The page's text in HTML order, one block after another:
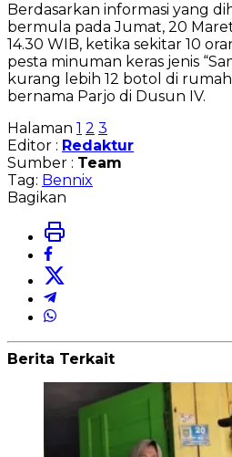
Berdasarkan informasi yang
bermula pada Jumat, 20
14.30 WIB, ketika sekitar 10
pesta minuman keras jenis
kurang lebih 12 botol di
bernama Parjo di Dusun IV.
Halaman 1 2 3
Editor : Redaktur
Sumber : Team
Tag: Bennix
Bagikan
Berita Terkait